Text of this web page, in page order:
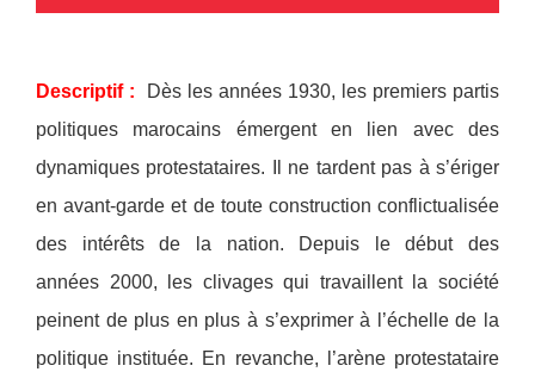
Descriptif :
Dès les années 1930, les premiers partis
politiques marocains émergent en lien avec des
dynamiques protestataires. Il ne tardent pas à s’ériger
en avant-garde et de toute construction conflictualisée
des intérêts de la nation. Depuis le début des
années 2000, les clivages qui travaillent la société
peinent de plus en plus à s’exprimer à l’échelle de la
politique instituée. En revanche, l’arène protestataire